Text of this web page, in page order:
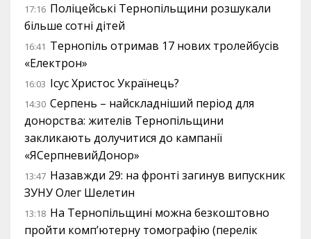
17:16 Поліцейські Тернопільщини розшукали
більше сотні дітей
16:41 Тернопіль отримав 17 нових тролейбусів
«Електрон»
16:03 Ісус Христос Українець?
14:30 Серпень – найскладніший період для
донорства: жителів Тернопільщини
закликають долучитися до кампанії
«ЯСерпневийДонор»
13:47 Назавжди 29: на фронті загинув випускник
ЗУНУ Олег Шелетин
13:18 На Тернопільщині можна безкоштовно
пройти комп’ютерну томографію (перелік